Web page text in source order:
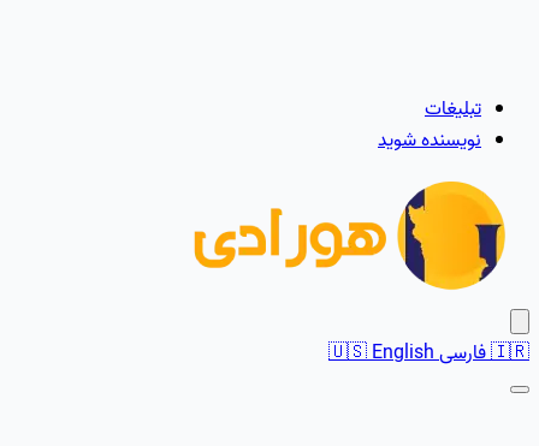
تبلیغات
نویسنده شوید
🇮🇷فارسی 🇺🇸English